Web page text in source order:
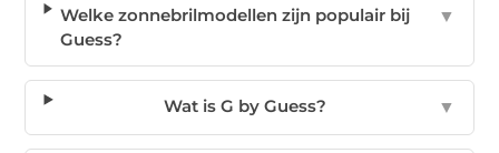
Welke zonnebrilmodellen zijn populair bij
Guess?
▼
Wat is G by Guess? ▼